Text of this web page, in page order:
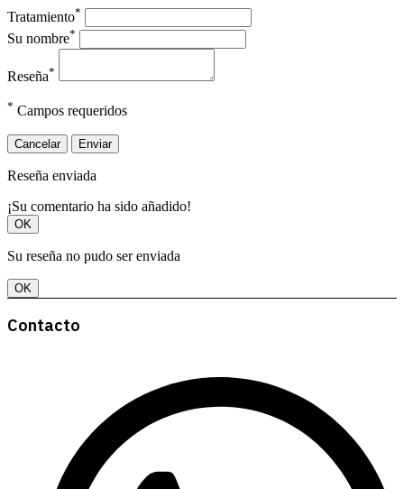
Tratamiento*
Su nombre*
Reseña*
* Campos requeridos
Cancelar Enviar
Reseña enviada
¡Su comentario ha sido añadido!
OK
Su reseña no pudo ser enviada
OK
Contacto